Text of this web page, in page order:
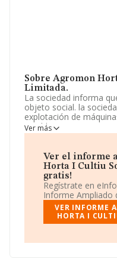
Sobre Agromon
Limitada.
La sociedad informa
objeto social. la
explotación de
establecimiento propio
reparación de las
aquellas activi. La
Sociedad Limitada.
juegos de azar y
actividad en mercados
La sociedadAgromon
Limitada, CIF
Plaza De Les Olleries
Ver más
Ver el informe
Horta I Cultiu
gratis!
Regístrate en
Informe Ampliado
VER INFORME
HORTA I